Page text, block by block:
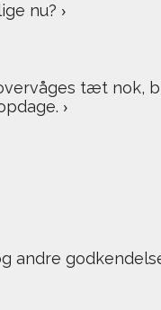
nu? ›
tæt nok,
›
andre